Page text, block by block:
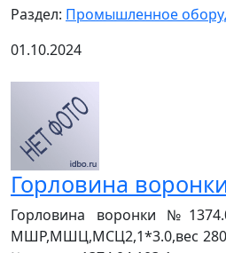
Раздел: Промышленное
01.10.2024
Горловина
Горловина воронки
МШР,МШЦ,МСЦ2,1*3.0,вес